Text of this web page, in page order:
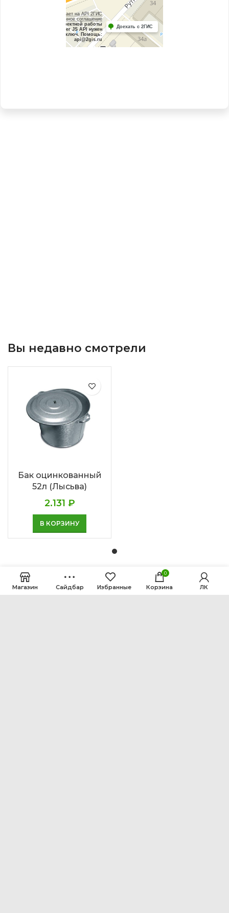
Вы недавно смотрели
Бак оцинкованный
52л (Лысьва)
2.131 ₽
В КОРЗИНУ
Магазин Сайдбар Избранные
0
Корзина ЛК